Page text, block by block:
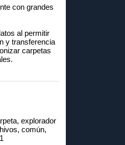
con grandes
al permitir
y transferencia
carpetas
explorador
común,